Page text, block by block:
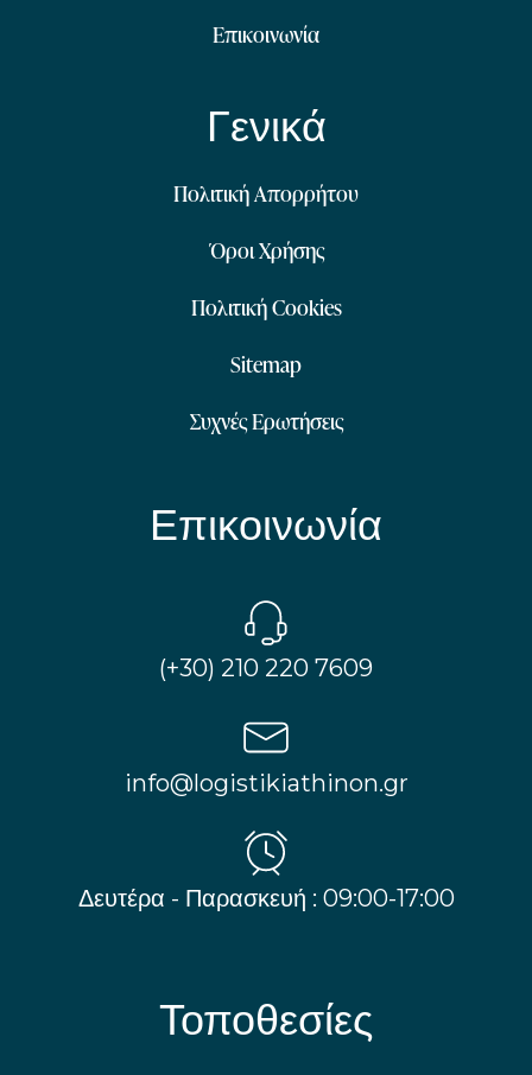
Επικοινωνία
Γενικά
Πολιτική Απορρήτου
Όροι Χρήσης
Πολιτική Cookies
Sitemap
Συχνές Ερωτήσεις
Επικοινωνία
(+30) 210 220 7609
info@logistikiathinon.gr
Δευτέρα - Παρασκευή : 09:00-17:00
Τοποθεσίες